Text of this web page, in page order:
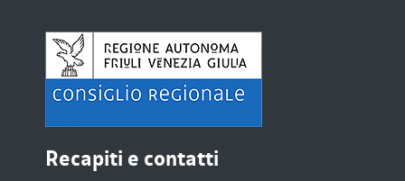
Recapiti e contatti